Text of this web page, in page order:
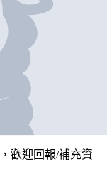
號舖 (A部份)
歡迎回報/補充資